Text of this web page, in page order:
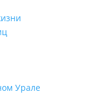
Урале